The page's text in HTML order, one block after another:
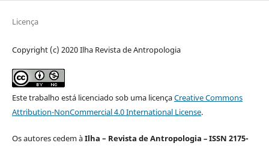
Licença
Copyright (c) 2020 Ilha Revista de Antropologia
Este trabalho está licenciado sob uma licençaCreative Commons
Attribution-NonCommercial 4.0 International License.
Os autores cedem àIlha – Revista de Antropologia –ISSN 2175-